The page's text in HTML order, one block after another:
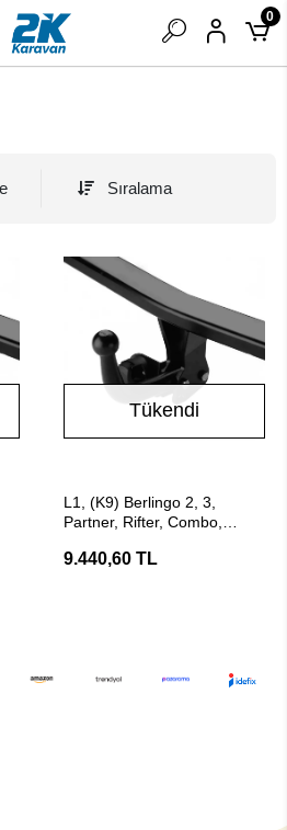
0
Sıralama
Tükendi
L1, (K9) Berlingo 2, 3,
Partner, Rifter, Combo,
Demiri - E20 Belgeli ( Hakpol
9.440,60 TL